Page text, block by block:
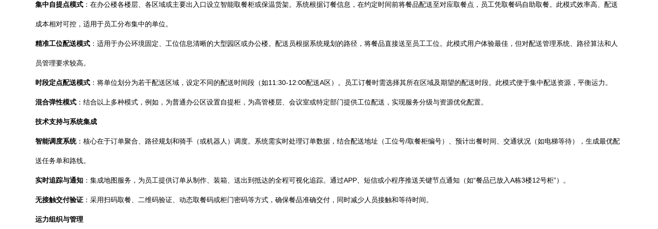
集中自提点模式 ：在办公楼各楼层、各区域或主要出入口设立智能取餐柜或保温货架。系统根据订餐信息，在约定时间前将餐品配送至对应取餐点，员工凭取餐码自助取餐。此模式效率高、配送
成本相对可控，适用于员工分布集中的单位。
精准工位配送模式 ：适用于办公环境固定、工位信息清晰的大型园区或办公楼。配送员根据系统规划的路径，将餐品直接送至员工工位。此模式用户体验最佳，但对配送管理系统、路径算法和人
员管理要求较高。
时段定点配送模式 ：将单位划分为若干配送区域，设定不同的配送时间段（如11:30-12:00配送A区）。员工订餐时需选择其所在区域及期望的配送时段。此模式便于集中配送资源，平衡运力。
混合弹性模式 ：结合以上多种模式，例如，为普通办公区设置自提柜，为高管楼层、会议室或特定部门提供工位配送，实现服务分级与资源优化配置。
技术支持与系统集成
智能调度系统：核心在于订单聚合、路径规划和骑手（或机器人）调度。系统需实时处理订单数据，结合配送地址（工位号/取餐柜编号）、预计出餐时间、交通状况（如电梯等待），生成最优配
送任务单和路线。
实时追踪与通知 ：集成地图服务，为员工提供订单从制作、装箱、送出到抵达的全程可视化追踪。通过APP、短信或小程序推送关键节点通知（如“餐品已放入A栋3楼12号柜”）。
无接触交付验证 ：采用扫码取餐、二维码验证、动态取餐码或柜门密码等方式，确保餐品准确交付，同时减少人员接触和等待时间。
运力组织与管理